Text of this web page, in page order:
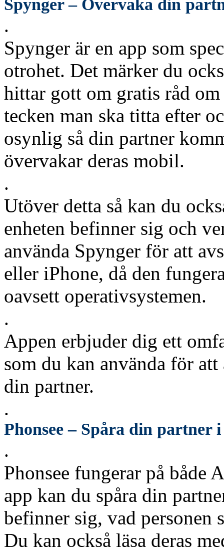
Spynger – Övervaka din
.
Spynger är en app som
otrohet. Det märker du
hittar gott om gratis råd
tecken man ska titta efter
osynlig så din partner
övervakar deras mobil.
.
Utöver detta så kan du
enheten befinner sig och
använda Spynger för att
eller iPhone, då den
oavsett operativsystemen.
.
Appen erbjuder dig ett
som du kan använda för
din partner.
.
Phonsee – Spåra din partner
.
Phonsee fungerar på både
app kan du spåra din
befinner sig, vad personen
Du kan också läsa deras